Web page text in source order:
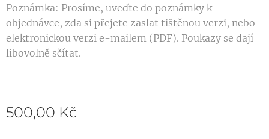
Poznámka: Prosíme, uveďte do poznámky k
objednávce, zda si přejete zaslat tištěnou verzi, nebo
elektronickou verzi e-mailem (PDF). Poukazy se dají
libovolně sčítat.
500,00 Kč